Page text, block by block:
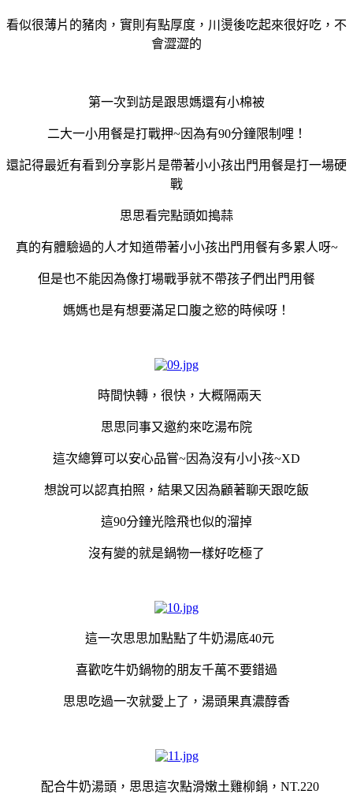
看似很薄片的豬肉，實則有點厚度，川燙後吃起來很好吃，不
會澀澀的
第一次到訪是跟思媽還有小棉被
二大一小用餐是打戰押~因為有90分鐘限制哩！
還記得最近有看到分享影片是帶著小小孩出門用餐是打一場硬
戰
思思看完點頭如搗蒜
真的有體驗過的人才知道帶著小小孩出門用餐有多累人呀~
但是也不能因為像打場戰爭就不帶孩子們出門用餐
媽媽也是有想要滿足口腹之慾的時候呀！
時間快轉，很快，大概隔兩天
思思同事又邀約來吃湯布院
這次總算可以安心品嘗~因為沒有小小孩~XD
想說可以認真拍照，結果又因為顧著聊天跟吃飯
這90分鐘光陰飛也似的溜掉
沒有變的就是鍋物一樣好吃極了
這一次思思加點點了牛奶湯底40元
喜歡吃牛奶鍋物的朋友千萬不要錯過
思思吃過一次就愛上了，湯頭果真濃醇香
配合牛奶湯頭，思思這次點滑嫩土雞柳鍋，NT.220